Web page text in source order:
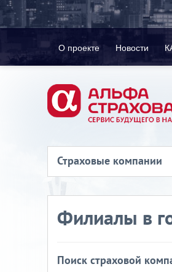
О проекте Новости
Страховые компании
Филиалы в
Поиск страховой